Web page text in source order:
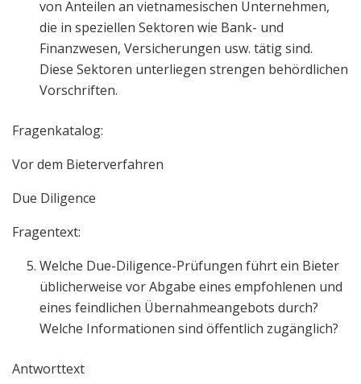
von Anteilen an vietnamesischen Unternehmen,
die in speziellen Sektoren wie Bank- und
Finanzwesen, Versicherungen usw. tätig sind.
Diese Sektoren unterliegen strengen behördlichen
Vorschriften.
Fragenkatalog:
Vor dem Bieterverfahren
Due Diligence
Fragentext:
Welche Due-Diligence-Prüfungen führt ein Bieter
üblicherweise vor Abgabe eines empfohlenen und
eines feindlichen Übernahmeangebots durch?
Welche Informationen sind öffentlich zugänglich?
Antworttext